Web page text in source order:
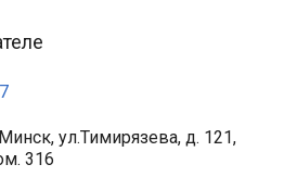
ул.Тимирязева, д. 121,
316